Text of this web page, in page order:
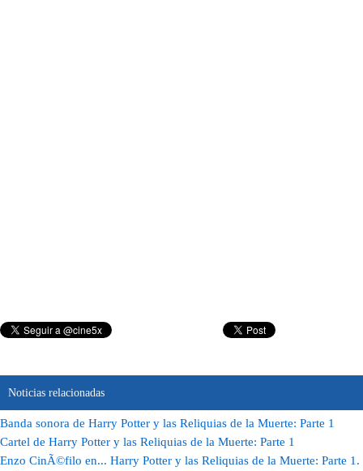
Noticias relacionadas
Banda sonora de Harry Potter y las Reliquias de la Muerte: Parte 1
Cartel de Harry Potter y las Reliquias de la Muerte: Parte 1
Enzo CinÃ©filo en... Harry Potter y las Reliquias de la Muerte: Parte 1.